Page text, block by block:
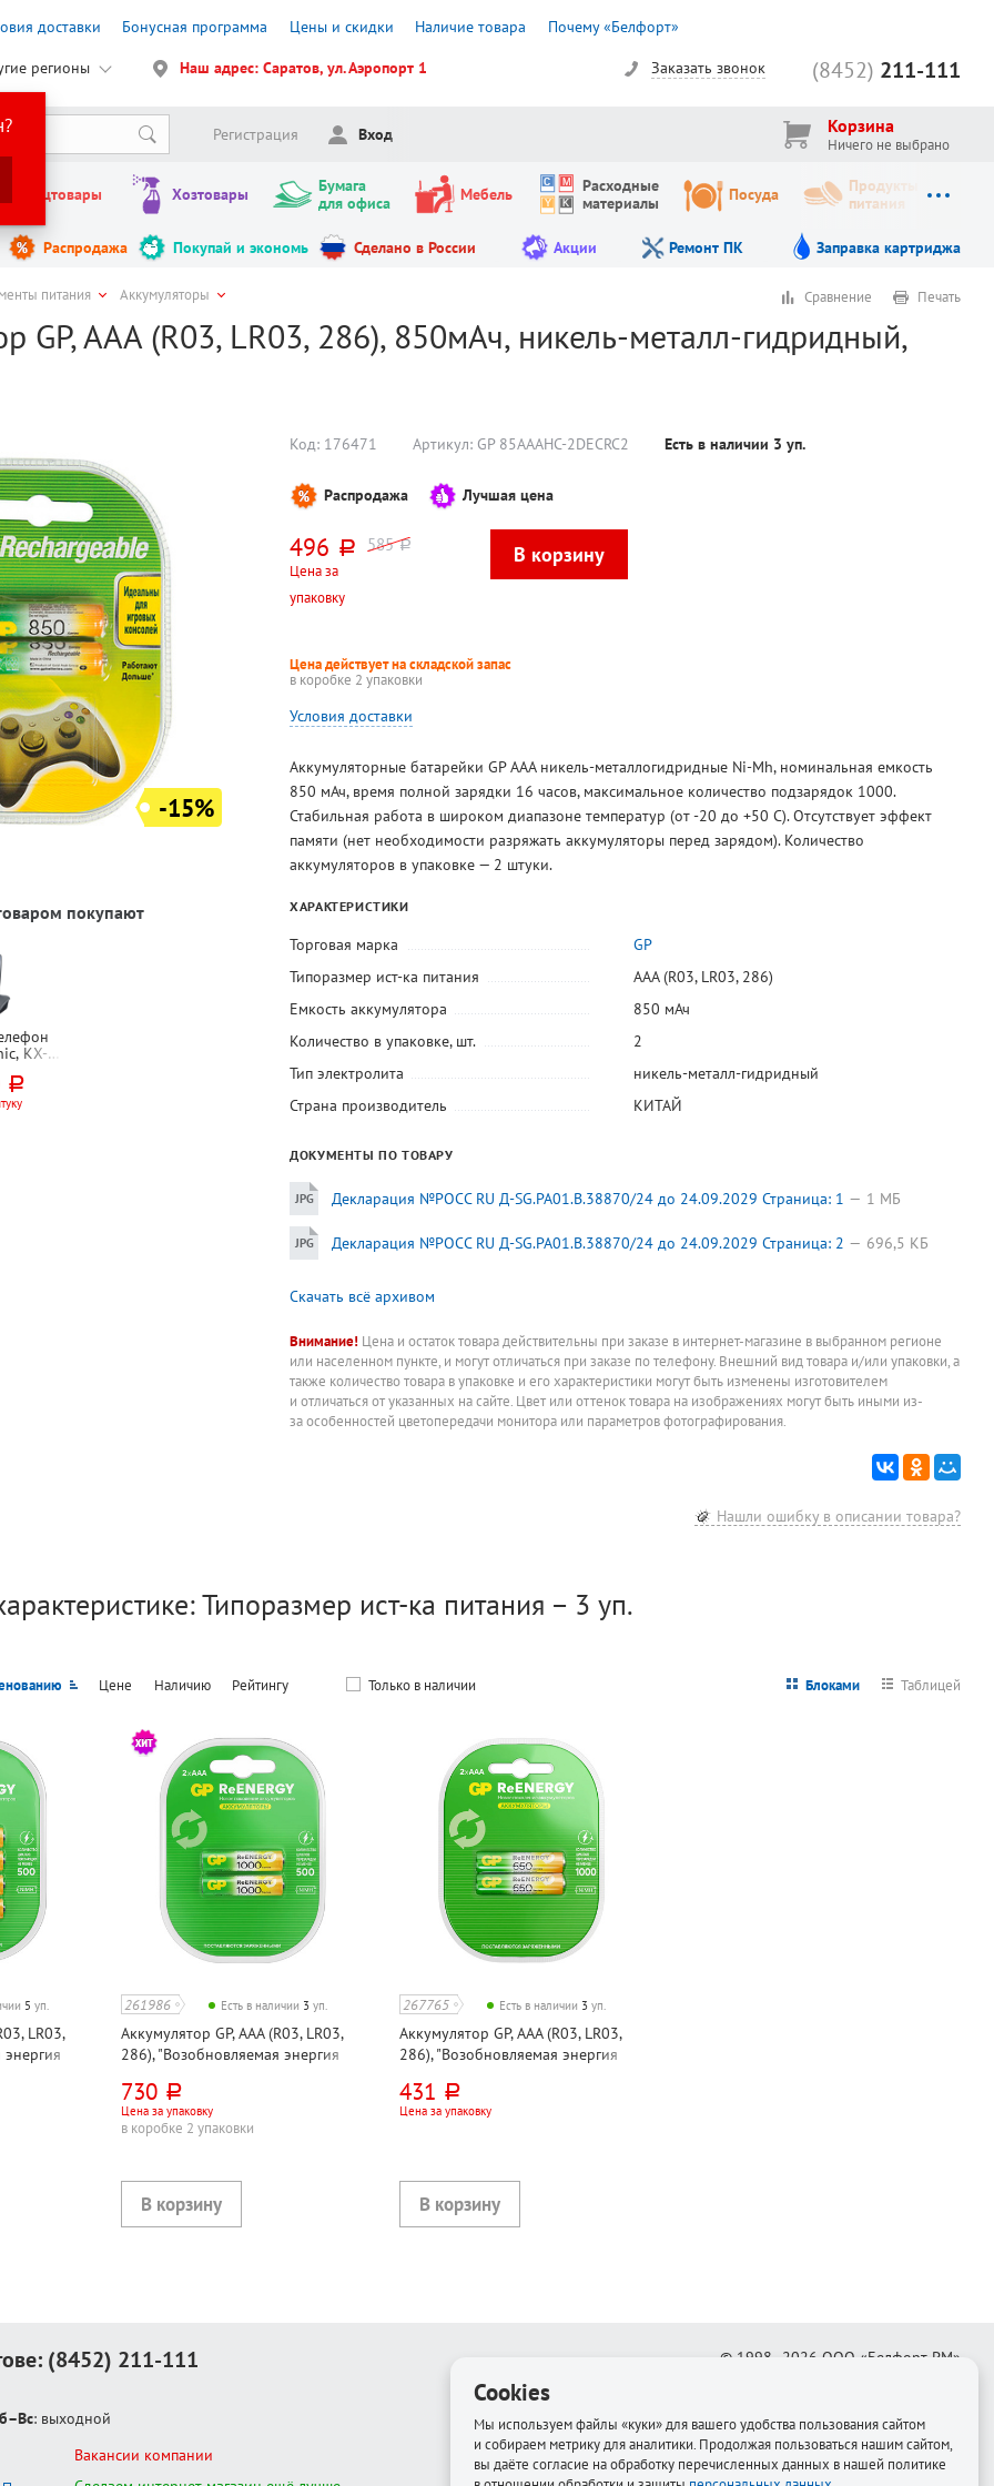
доставки Бонусная программа Цены и скидки Наличие товара Почему «Белфорт»
регионы Наш адрес: Саратов, ул. Аэропорт 1 (8452) 211-111
Заказать звонок
Регистрация Вход Корзина
Ничего не выбрано
Канцтовары Хозтовары
Бумага
для офиса
Мебель
Расходные
материалы
Посуда
Продукты
питания
Распродажа Покупай и экономь Сделано в России Акции Ремонт ПК Заправка картриджа
питания Аккумуляторы
GP, AAA (R03, LR03, 286), 850мАч, никель-металл-гидридный,
Сравнение Печать
-15%
покупают
KX-
АОН
руб.
Код: 176471 Артикул: GP 85AAAHC-2DECRC2 Есть в наличии 3 уп.
Распродажа Лучшая цена
496 руб. 585 руб.
Цена за
упаковку
Цена действует на складской запас
в коробке 2 упаковки
Условия доставки
Аккумуляторные батарейки GP AAA никель-металлогидридные Ni-Mh, номинальная емкость
850 мАч, время полной зарядки 16 часов, максимальное количество подзарядок 1000.
Стабильная работа в широком диапазоне температур (от -20 до +50 С). Отсутствует эффект
памяти (нет необходимости разряжать аккумуляторы перед зарядом). Количество
аккумуляторов в упаковке — 2 штуки.
ХАРАКТЕРИСТИКИ
Торговая марка
GP
Типоразмер ист-ка питания
AAA (R03, LR03, 286)
Емкость аккумулятора
850 мАч
Количество в упаковке, шт.
2
Тип электролита
никель-металл-гидридный
Страна производитель
КИТАЙ
ДОКУМЕНТЫ ПО ТОВАРУ
Декларация №РОСС RU Д-SG.РА01.B.38870/24 до 24.09.2029 Страница: 1 1 МБ
Декларация №РОСС RU Д-SG.РА01.B.38870/24 до 24.09.2029 Страница: 2 696,5 КБ
Скачать всё архивом
Внимание! Цена и остаток товара действительны при заказе в интернет-магазине в выбранном регионе
или населенном пункте, и могут отличаться при заказе по телефону. Внешний вид товара и/или упаковки, а
также количество товара в упаковке и его характеристики могут быть изменены изготовителем
и отличаться от указанных на сайте. Цвет или оттенок товара на изображениях могут быть иными из-
за особенностей цветопередачи монитора или параметров фотографирования.
Нашли ошибку в описании товара?
Типоразмер ист-ка питания – 3 уп.
Цене Наличию Рейтингу Только в наличии Блоками Таблицей
5 уп.
LR03,
261986 Есть в наличии 3 уп.
Аккумулятор GP, AAA (R03, LR03,
286), "Возобновляемая энергия
730 руб.
Цена за упаковку
в коробке 2 упаковки
267765 Есть в наличии 3 уп.
Аккумулятор GP, AAA (R03, LR03,
286), "Возобновляемая энергия
гидридный, 2шт
431 руб.
Цена за упаковку
(8452) 211-111
: выходной
Вакансии компании
© 1998–2026 ООО «Белфорт-РМ»
Cookies
Мы используем файлы «куки» для вашего удобства пользования сайтом
и собираем метрику для аналитики. Продолжая пользоваться нашим сайтом,
вы даёте согласие на обработку перечисленных данных в нашей политике